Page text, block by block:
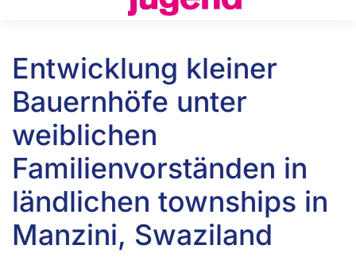
Entwicklung kleiner
Bauernhöfe unter
weiblichen
Familienvorständen in
ländlichen townships in
Manzini, Swaziland